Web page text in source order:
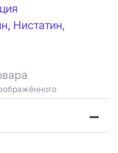
Нистатин,